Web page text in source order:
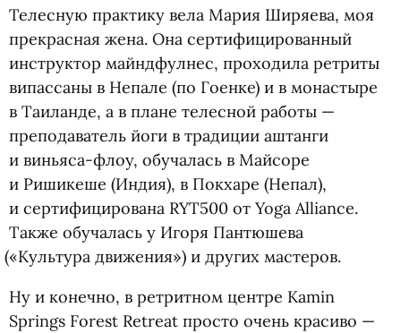
Телесную практику вела Мария Ширяева, моя
прекрасная жена. Она сертифицированный
инструктор майндфулнес, проходила ретриты
випассаны в Непале (по Гоенке) и в монастыре
в Таиланде, а в плане телесной работы —
преподаватель йоги в традиции аштанги
и виньяса-флоу, обучалась в Майсоре
и Ришикеше (Индия), в Покхаре (Непал),
и сертифицирована RYT500 от Yoga Alliance.
Также обучалась у Игоря Пантюшева
(«Культура движения») и других мастеров.
Ну и конечно, в ретритном центре Kamin
Springs Forest Retreat просто очень красиво —